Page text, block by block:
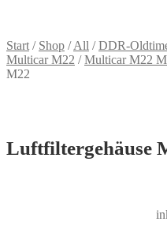
Start / Shop /All /DDR-
Multicar M22 /Multicar M22
M22
Luftfiltergehäuse